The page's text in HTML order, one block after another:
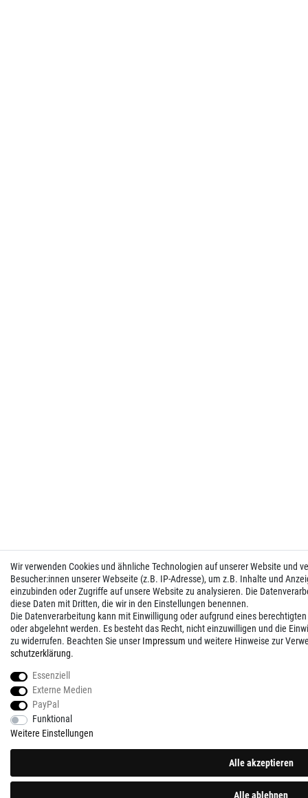
Wir verwenden Cookies und ähnliche Technologien auf unserer Website und
Besucher:innen unserer Webseite (z.B. IP-Adresse), um z.B. Inhalte und
einzubinden oder Zugriffe auf unsere Website zu analysieren. Die
diese Daten mit Dritten, die wir in den Einstellungen benennen.
Die Datenverarbeitung kann mit Einwilligung oder aufgrund eines
oder abgelehnt werden. Es besteht das Recht, nicht einzuwilligen und die
zu widerrufen. Beachten Sie unser Impressum und weitere Hinweise zur
schutz­erklärung.
Essenziell
Externe Medien
PayPal
Funktional
Weitere Einstellungen
Alle akzeptieren
Alle ablehnen